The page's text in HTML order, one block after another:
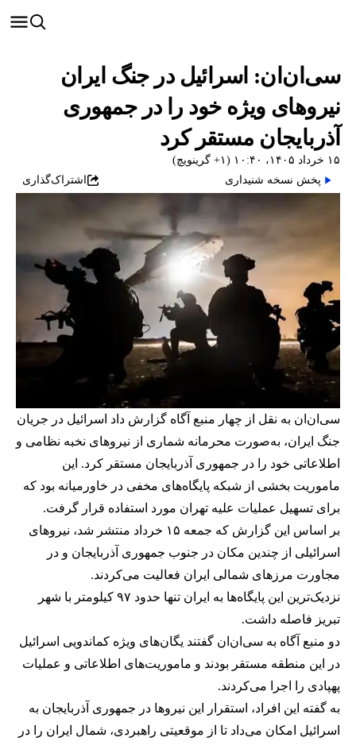
سی‌ان‌ان: اسرائیل در جنگ ایران
نیروهای ویژه خود را در جمهوری
آذربایجان مستقر کرد
۱۵ خرداد ۱۴۰۵، ۱۰:۴۰ (‎+۱ گرینویچ)
پخش نسخه شنیداری
اشتراک‌گذاری
سی‌ان‌ان به نقل از چهار منبع آگاه گزارش داد اسرائیل در جریان
جنگ ایران، به‌صورت محرمانه شماری از نیروهای نخبه نظامی و
اطلاعاتی خود را در جمهوری آذربایجان مستقر کرد. این
ماموریت بخشی از شبکه‌ پایگاه‌های مخفی در خاورمیانه بود که
برای تسهیل عملیات علیه تهران مورد استفاده قرار گرفت.
بر اساس این گزارش که جمعه ۱۵ خرداد منتشر شد، نیروهای
اسرائیلی از چندین مکان در جنوب جمهوری آذربایجان و در
مجاورت مرزهای شمالی ایران فعالیت می‌کردند.
نزدیک‌ترین این پایگاه‌ها به ایران تنها حدود ۹۷ کیلومتر با شهر
تبریز فاصله داشت.
دو منبع آگاه به سی‌ان‌ان گفتند یگان‌های ویژه کماندویی اسرائیل
در این منطقه مستقر بودند و ماموریت‌های اطلاعاتی و عملیات
پهپادی را اجرا می‌کردند.
به گفته این افراد، استقرار این نیروها در جمهوری آذربایجان به
اسرائیل امکان می‌داد تا از موقعیتی راهبردی، شمال ایران را در